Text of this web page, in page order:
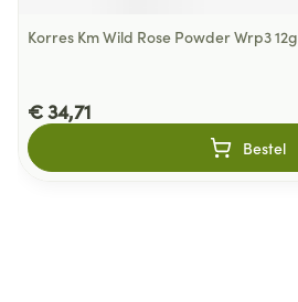
Korres Km Wild Rose Powder Wrp3 12g
€ 34,71
Bestel